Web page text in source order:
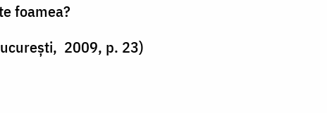
foamea?
2009, p. 23)